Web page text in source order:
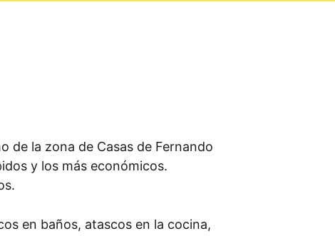
de la zona de Casas de Fernando
y los más económicos.
en baños, atascos en la cocina,